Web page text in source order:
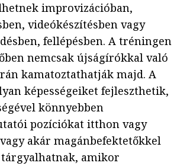
improvizációban,
videókészítésben vagy
fellépésben. A tréningen
nemcsak újságírókkal való
kamatoztathatják majd. A
képességeiket fejleszthetik,
könnyebben
pozíciókat itthon vagy
akár magánbefektetőkkel
amikor